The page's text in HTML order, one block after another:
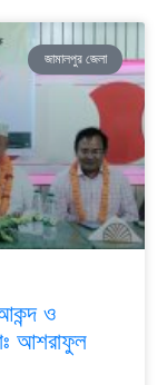
জামালপুর জেলা
ও
আশরাফুল